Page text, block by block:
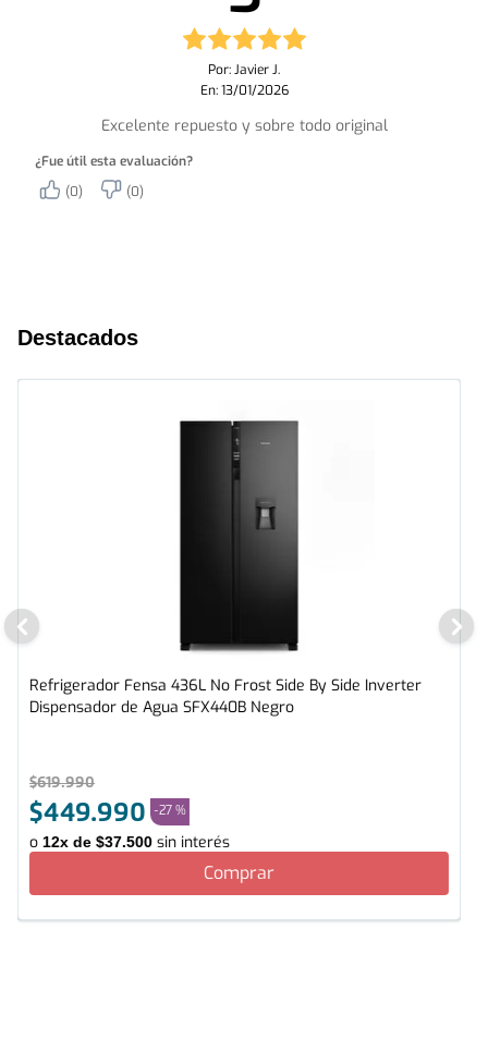
Por: Javier J.
En: 13/01/2026
Excelente repuesto y sobre todo original
¿Fue útil esta evaluación?
(0)
(0)
Destacados
Refrigerador Fensa 436L No Frost Side By Side Inverter
Dispensador de Agua SFX440B Negro
$619.990
$449.990 -27 %
o 12x de $37.500 sin interés
Comprar